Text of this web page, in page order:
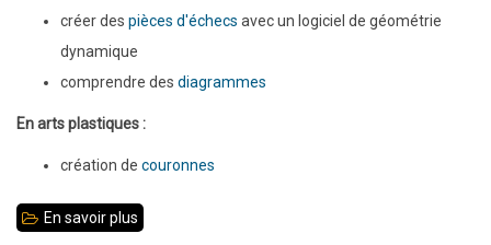
créer des pièces d'échecs avec un logiciel de géométrie
dynamique
comprendre des diagrammes
En arts plastiques :
création de couronnes
En savoir plus